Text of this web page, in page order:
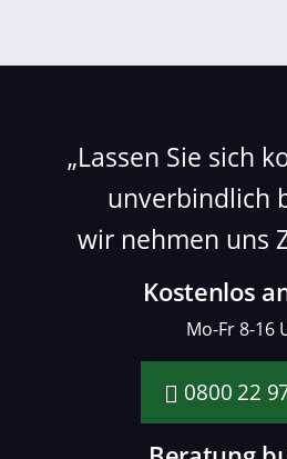
Lassen Sie sich
unverbindlich
wir nehmen uns
Kostenlos
Mo-Fr 8-16
0800 22